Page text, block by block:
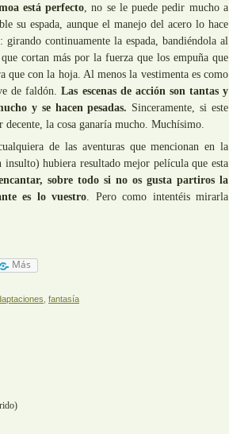
está perfecto , no se le puede pedir mucho a
su espada, aunque el manejo del acero lo hace
continuamente la espada, bandiéndola al
cortan más por la fuerza que los empuña que
que con la hoja. Al menos la vestimenta es como
de faldón.Las escenas de acción son tantas y
y se hacen pesadas. Sinceramente, si este
la cosa ganaría mucho. Muchísimo.
de las aventuras que mencionan en la
hubiera resultado mejor película que esta
sobre todo si no os gusta partiros la
es lo vuestro . Pero como intentéis mirarla
Más
fantasía